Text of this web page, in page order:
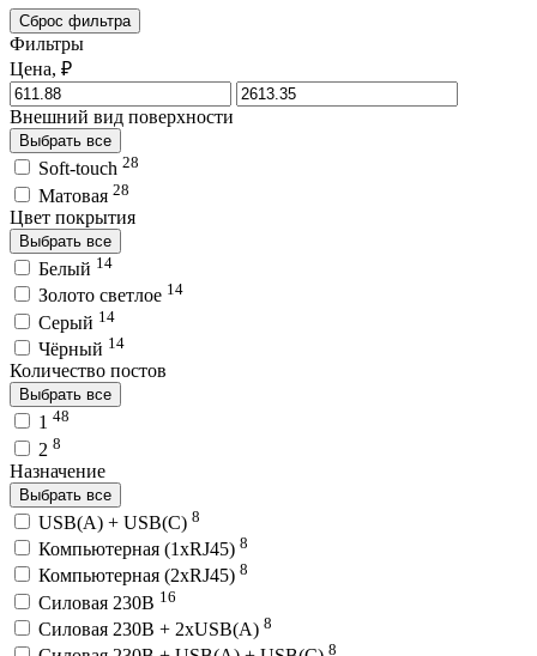
Сброс фильтра
Фильтры
Цена, ₽
Внешний вид поверхности
Выбрать все
Soft-touch 28
Матовая 28
Цвет покрытия
Выбрать все
Белый 14
Золото светлое 14
Серый 14
Чёрный 14
Количество постов
Выбрать все
1 48
2 8
Назначение
Выбрать все
USB(A) + USB(C) 8
Компьютерная (1хRJ45) 8
Компьютерная (2хRJ45) 8
Силовая 230В 16
Силовая 230В + 2хUSB(A) 8
8